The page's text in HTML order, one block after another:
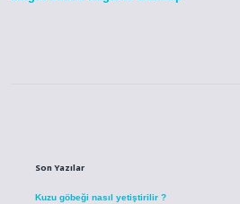
Son Yazılar
Kuzu göbeği nasıl yetiştirilir ?